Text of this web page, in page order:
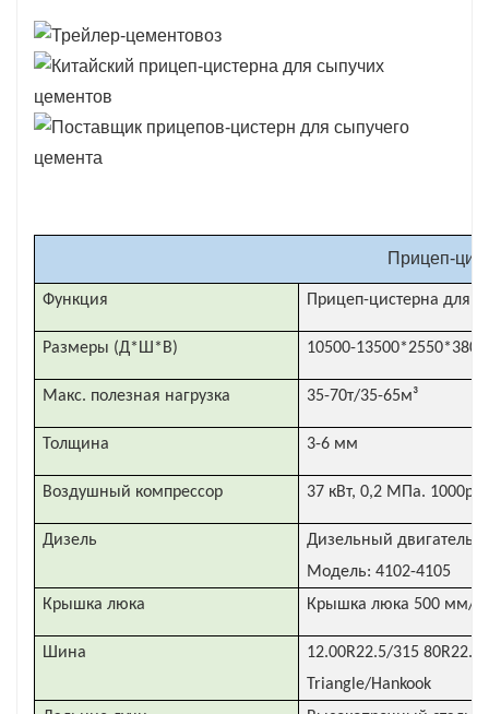
соблюдения требований.
Настраиваемые параметры: Производство
прицепов для перевозки сыпучего цемента часто
предлагает настраиваемые конструкции для
удовлетворения конкретных потребностей,
включая различные размеры, вместимость и
Повышенная топливная экономичность. Легкая
цементовозов способствуют повышению
традиционными методами транспортировки.
Прицеп-
Функция Прицеп-цистерна для
Размеры (Д*Ш*В) 10500-
Макс. полезная нагрузка 35-70т/35-65м³
Толщина 3-6 мм
Воздушный компрессор 37 кВт, 0,2 МПа.
Дизель
Дизельный двигатель:
Модель: 4102-4105
Крышка люка
Крышка люка 500 мм/
Шина
12.00R22.5/315
Triangle/Hankook